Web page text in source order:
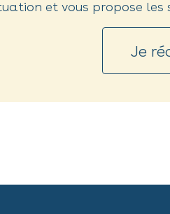
et vous propose les
Je